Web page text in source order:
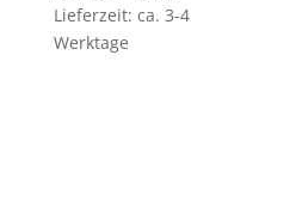
Lieferzeit: ca. 3-4
Werktage